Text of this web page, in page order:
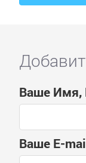
Ваше Имя,
Ваше E-